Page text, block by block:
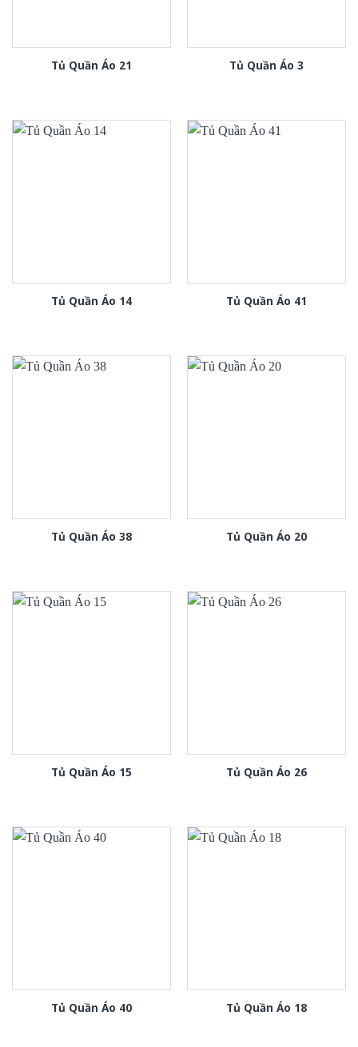
Tủ Quần Áo 21 Tủ Quần Áo 3
Tủ Quần Áo 14 Tủ Quần Áo 41
Tủ Quần Áo 38 Tủ Quần Áo 20
Tủ Quần Áo 15 Tủ Quần Áo 26
Tủ Quần Áo 40 Tủ Quần Áo 18